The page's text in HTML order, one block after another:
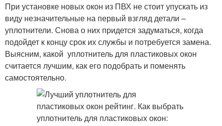
При установке новых окон из ПВХ не стоит упускать из
виду незначительные на первый взгляд детали –
уплотнители. Снова о них придется задуматься, когда
подойдет к концу срок их службы и потребуется замена.
Выясним, какой уплотнитель для пластиковых окон
считается лучшим, как его подобрать и поменять
самостоятельно.